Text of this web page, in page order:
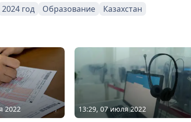
2024 год Образование Казахстан
2022 13:29, 07 июля 2022